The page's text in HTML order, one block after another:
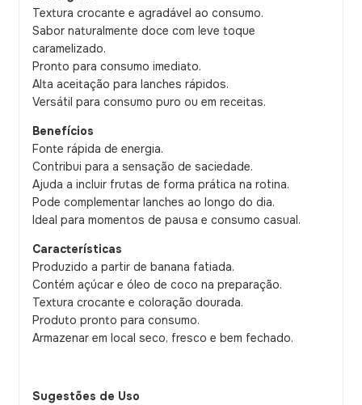
Textura crocante e agradável ao consumo.
Sabor naturalmente doce com leve toque
caramelizado.
Pronto para consumo imediato.
Alta aceitação para lanches rápidos.
Versátil para consumo puro ou em receitas.
Benefícios
Fonte rápida de energia.
Contribui para a sensação de saciedade.
Ajuda a incluir frutas de forma prática na rotina.
Pode complementar lanches ao longo do dia.
Ideal para momentos de pausa e consumo casual.
Características
Produzido a partir de banana fatiada.
Contém açúcar e óleo de coco na preparação.
Textura crocante e coloração dourada.
Produto pronto para consumo.
Armazenar em local seco, fresco e bem fechado.
Sugestões de Uso